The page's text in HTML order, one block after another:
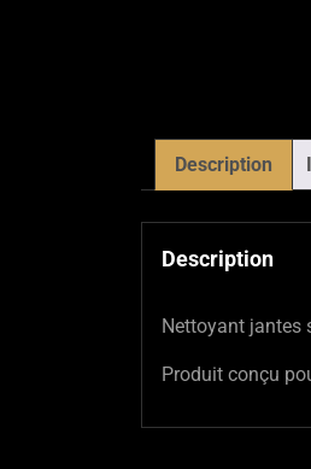
Description
Description
Nettoyant jantes
Produit conçu